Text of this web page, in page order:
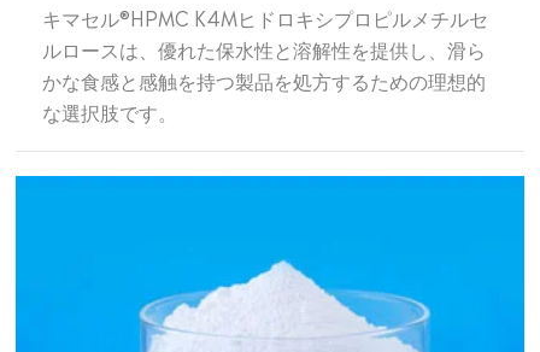
キマセル®HPMC K4Mヒドロキシプロピルメチルセ
ルロースは、優れた保水性と溶解性を提供し、滑ら
かな食感と感触を持つ製品を処方するための理想的
な選択肢です。